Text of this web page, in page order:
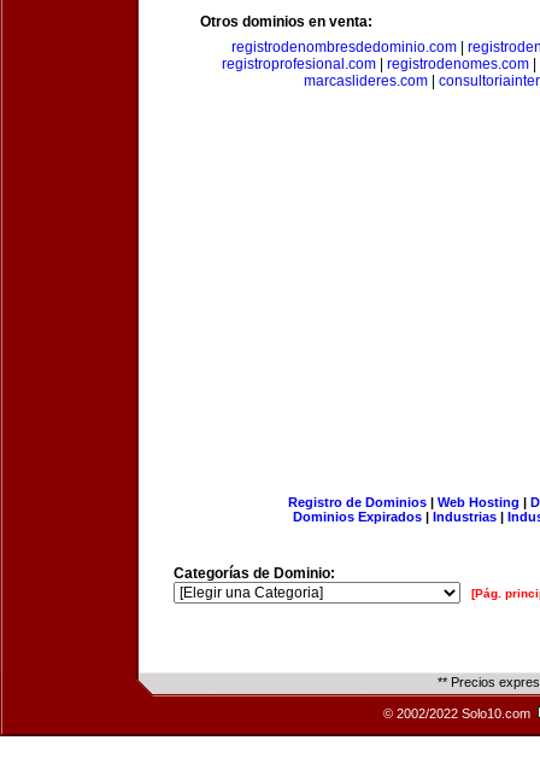
Otros dominios en venta:
registrodenombresdedominio.com|
registroprofesional.com| registrodenomes.com|
marcaslideres.com|
Registro de Dominios| Web Hosting |
Dominios Expirados | Industrias |
Categorías de Dominio:
[Pág.
** Precios
© 2002/2022 Solo10.com